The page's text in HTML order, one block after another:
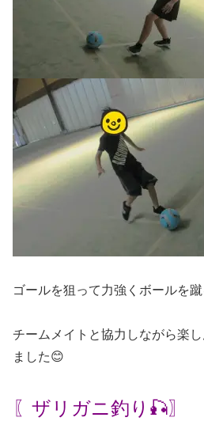
ゴールを狙って力強くボールを
チームメイトと協力しながら楽
ました😊
〖ザリガニ釣り🎣〗